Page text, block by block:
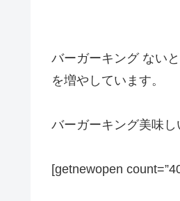
バーガーキング ない
を増やしています。
バーガーキング美味し
[getnewopen